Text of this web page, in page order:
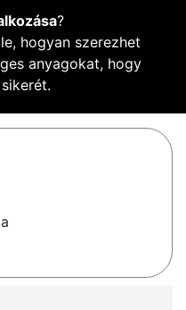
?
hogyan szerezhet
anyagokat, hogy